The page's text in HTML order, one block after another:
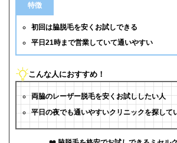
特徴
初回は脇脱毛を安くお試しできる
平日21時まで営業していて通いやすい
こんな人におすすめ！
両脇のレーザー脱毛を安くお試ししたい人
平日の夜でも通いやすいクリニックを探して